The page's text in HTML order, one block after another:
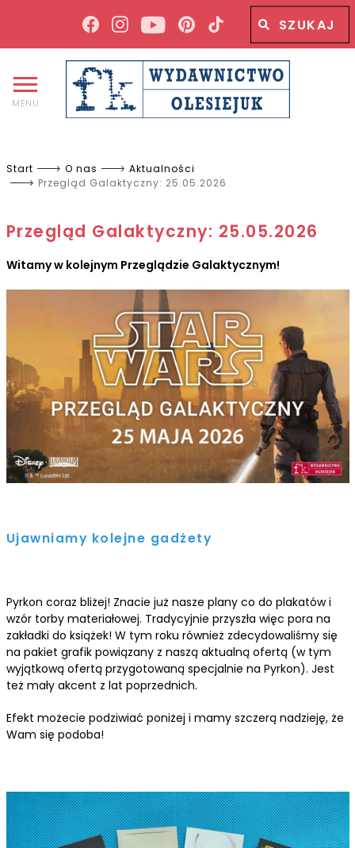
Wyszukiwana fraza
MENU
Start O nas
Aktualności
Przegląd Galaktyczny: 25.05.2026
Przegląd Galaktyczny: 25.05.2026
Witamy w kolejnym Przeglądzie Galaktycznym!
Ujawniamy kolejne gadżety
Pyrkon coraz bliżej! Znacie już nasze plany co do plakatów i
wzór torby materiałowej. Tradycyjnie przyszła więc pora na
zakładki do książek! W tym roku również zdecydowaliśmy się
na pakiet grafik powiązany z naszą aktualną ofertą (w tym
wyjątkową ofertą przygotowaną specjalnie na Pyrkon). Jest
też mały akcent z lat poprzednich.
Efekt możecie podziwiać poniżej i mamy szczerą nadzieję, że
Wam się podoba!